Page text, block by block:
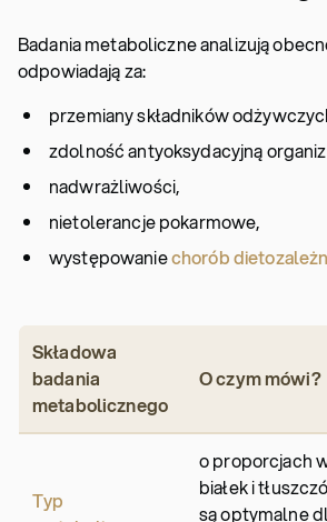
Badania metaboliczne analizują
odpowiadają za:
przemiany składników
zdolność antyoksydacyjną
nadwrażliwości,
nietolerancje pokarmowe,
występowaniechorób
Składowa
badania
metabolicznego
O czym mówi?
Typ
o proporcjach
białek i
są optymalne